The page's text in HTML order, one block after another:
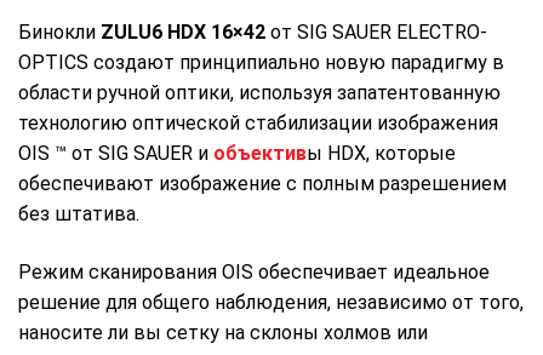
Бинокли ZULU6 HDX 16×42 от SIG SAUER ELECTRO-
OPTICS создают принципиально новую парадигму в
области ручной оптики, используя запатентованную
технологию оптической стабилизации изображения
OIS ™ от SIG SAUER и объективы HDX, которые
обеспечивают изображение с полным разрешением
без штатива.
Режим сканирования OIS обеспечивает идеальное
решение для общего наблюдения, независимо от того,
наносите ли вы сетку на склоны холмов или